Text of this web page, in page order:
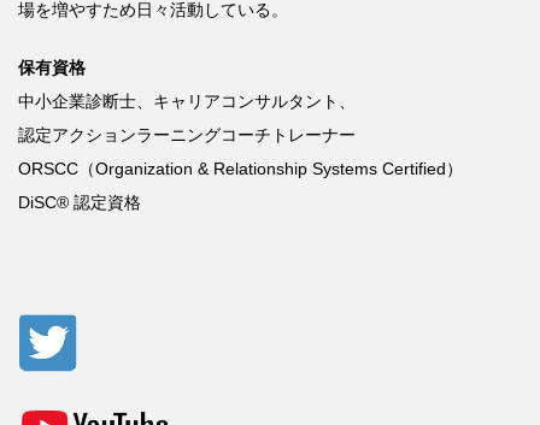
場を増やすため日々活動している。
保有資格
中小企業診断士、キャリアコンサルタント、
認定アクションラーニングコーチトレーナー
ORSCC （Organization & Relationship Systems Certified）
DiSC® 認定資格